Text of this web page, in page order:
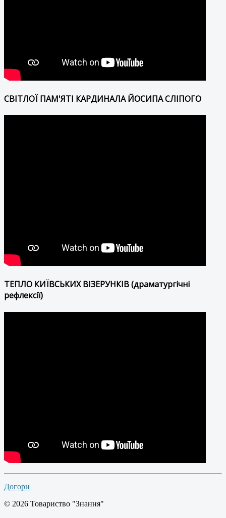
СВІТЛОЇ ПАМ'ЯТІ КАРДИНАЛА ЙОСИПА СЛІПОГО
ТЕПЛО КИЇВСЬКИХ ВІЗЕРУНКІВ (драматургічні
рефлексії)
Догори
© 2026 Товариство "Знання"